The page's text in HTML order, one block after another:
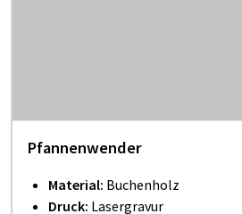
Pfannenwender
Material: Buchenholz
Druck: Lasergravur